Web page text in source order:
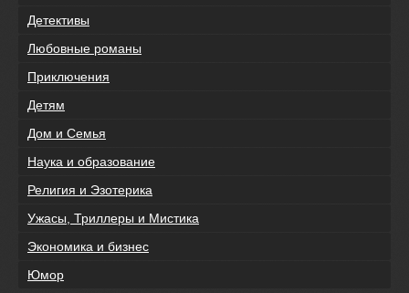
Детективы
Любовные романы
Приключения
Детям
Дом и Семья
Наука и образование
Религия и Эзотерика
Ужасы, Триллеры и Мистика
Экономика и бизнес
Юмор